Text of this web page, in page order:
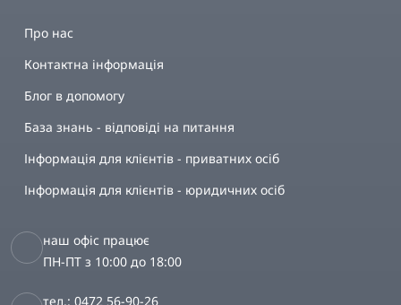
Про нас
Контактна інформація
Блог в допомогу
База знань - відповіді на питання
Інформація для клієнтів - приватних осіб
Інформація для клієнтів - юридичних осіб
наш офіс працює
ПН-ПТ з 10:00 до 18:00
тел.: 0472 56-90-26